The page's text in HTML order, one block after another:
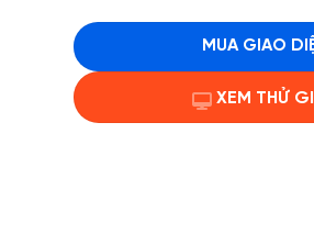
MUA GIAO
XEM THỬ